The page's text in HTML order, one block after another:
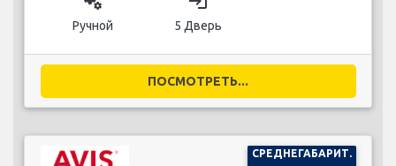
Ручной 5 Дверь
ПОСМОТРЕТЬ...
СРЕДНЕГАБАРИТ.